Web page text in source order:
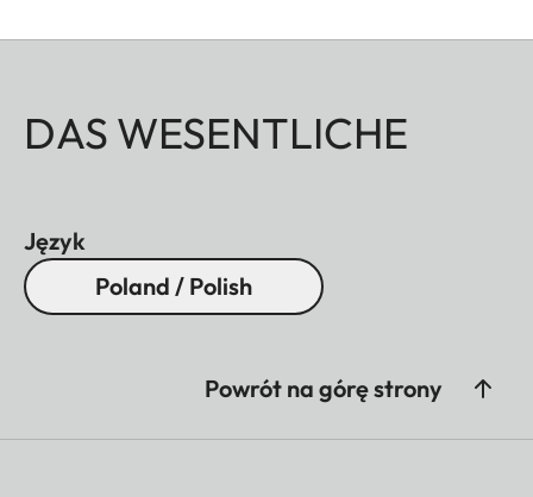
DAS WESENTLICHE
Język
Poland / Polish
Powrót na górę strony